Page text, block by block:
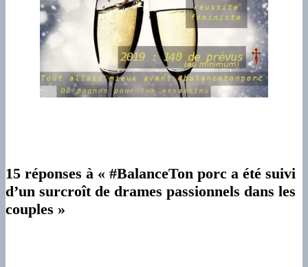
15 réponses à « #BalanceTon porc a été suivi
d’un surcroît de drames passionnels dans les
couples »